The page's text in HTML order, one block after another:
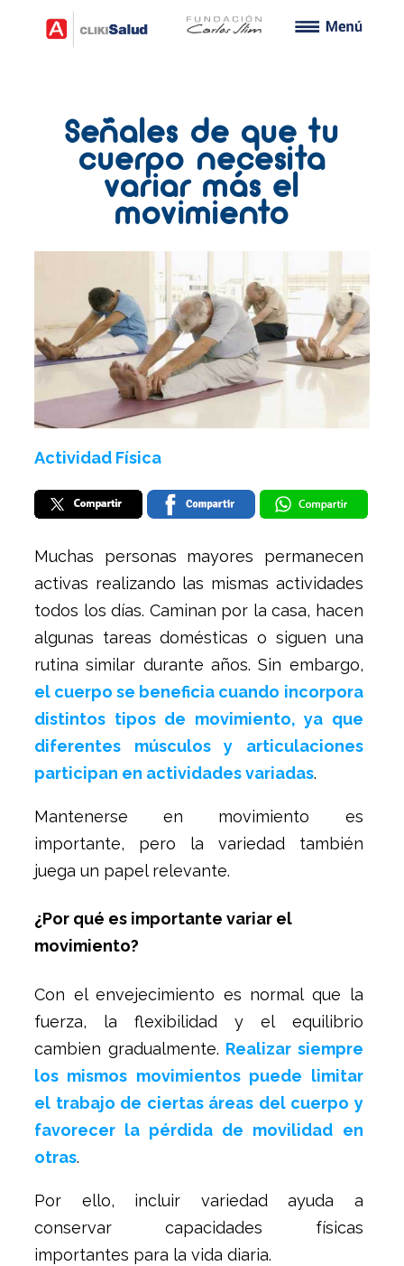
Señales de que tu
cuerpo necesita
variar más el
movimiento
Actividad Física
Muchas personas mayores permanecen
activas realizando las mismas actividades
todos los días. Caminan por la casa, hacen
algunas tareas domésticas o siguen una
rutina similar durante años. Sin embargo,
el cuerpo se beneficia cuando incorpora
distintos tipos de movimiento, ya que
diferentes músculos y articulaciones
participan en actividades variadas.
Mantenerse en movimiento es
importante, pero la variedad también
juega un papel relevante.
¿Por qué es importante variar el
movimiento?
Con el envejecimiento es normal que la
fuerza, la flexibilidad y el equilibrio
cambien gradualmente. Realizar siempre
los mismos movimientos puede limitar
el trabajo de ciertas áreas del cuerpo y
favorecer la pérdida de movilidad en
otras.
Por ello, incluir variedad ayuda a
conservar capacidades físicas
importantes para la vida diaria.